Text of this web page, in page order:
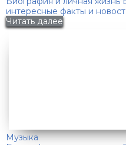
интересные факты и
Читать далее
Музыка